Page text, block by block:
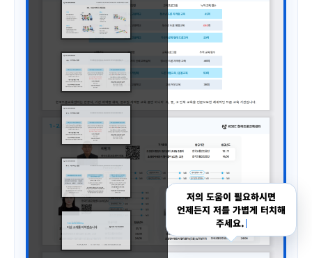
저의 도움이 필요하시면
언제든지 저를 가볍게 터치해
주세요.